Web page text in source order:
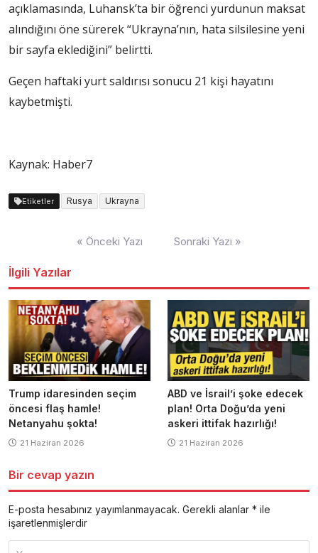
açıklamasında, Luhansk’ta bir öğrenci yurdunun maksat
alındığını öne sürerek “Ukrayna’nın, hata silsilesine yeni
bir sayfa eklediğini” belirtti.
Geçen haftaki yurt saldırısı sonucu 21 kişi hayatını
kaybetmişti.
Kaynak: Haber7
Etiketler Rusya Ukrayna
« Önceki Yazı Sonraki Yazı »
İlgili Yazılar
Trump idaresinden seçim
öncesi flaş hamle!
Netanyahu şokta!
21 Haziran 2026
ABD ve İsrail’i şoke edecek
plan! Orta Doğu’da yeni
askeri ittifak hazırlığı!
21 Haziran 2026
Bir cevap yazın
E-posta hesabınız yayımlanmayacak. Gerekli alanlar * ile
işaretlenmişlerdir